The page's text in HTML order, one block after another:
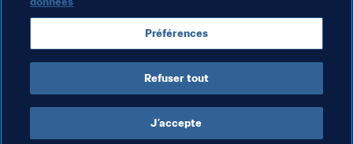
Malaysia Korea Republic Kyrgyz Republic
AFC
Préférences
Refuser tout
J’accepte